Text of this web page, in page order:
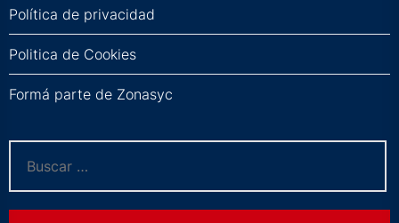
Política de privacidad
Politica de Cookies
Formá parte de Zonasyc